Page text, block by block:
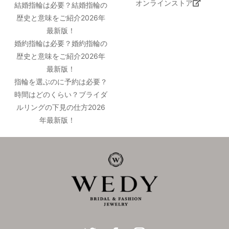
結婚指輪は必要？結婚指輪の
歴史と意味をご紹介2026年
最新版！
婚約指輪は必要？婚約指輪の
歴史と意味をご紹介2026年
最新版！
指輪を選ぶのに予約は必要？
時間はどのくらい？ブライダ
ルリングの下見の仕方2026
年最新版！
オンラインストア